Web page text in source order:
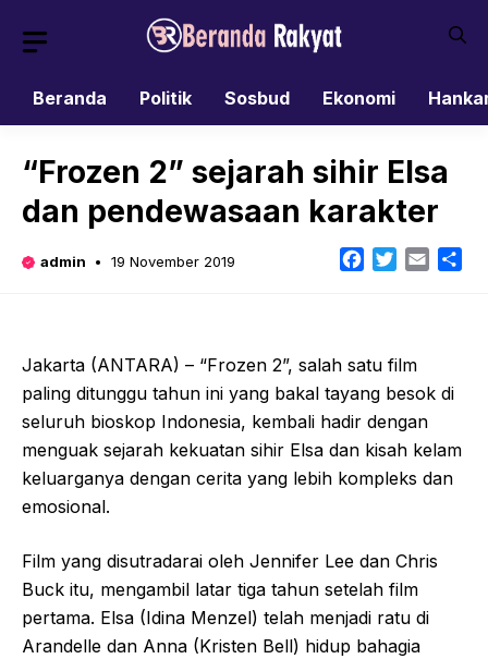
Beranda
Politik Sosbud Ekonomi
“Frozen 2” sejarah sihir Elsa
dan pendewasaan karakter
admin 19 November 2019 Facebook
TwitterEmail
Jakarta (ANTARA) – “Frozen 2”, salah satu film
paling ditunggu tahun ini yang bakal tayang besok di
seluruh bioskop Indonesia, kembali hadir dengan
menguak sejarah kekuatan sihir Elsa dan kisah kelam
keluarganya dengan cerita yang lebih kompleks dan
emosional.
Film yang disutradarai oleh Jennifer Lee dan Chris
Buck itu, mengambil latar tiga tahun setelah film
pertama. Elsa (Idina Menzel) telah menjadi ratu di
Arandelle dan Anna (Kristen Bell) hidup bahagia